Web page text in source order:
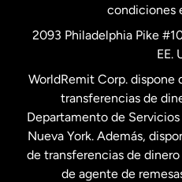
Países Bajos
Suecia
condiciones
2093 Philadelphia Pike
EE.
WorldRemit Corp. dispone
transferencias de
Departamento de
Nueva York. Además,
de transferencias de
de agente de